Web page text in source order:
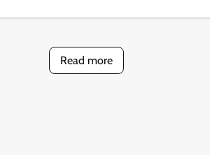
Read more